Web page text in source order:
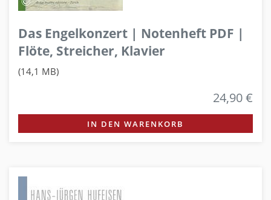
Das Engelkonzert | Notenheft PDF |
Flöte, Streicher, Klavier
(14,1 MB)
24,90 €
IN DEN WARENKORB